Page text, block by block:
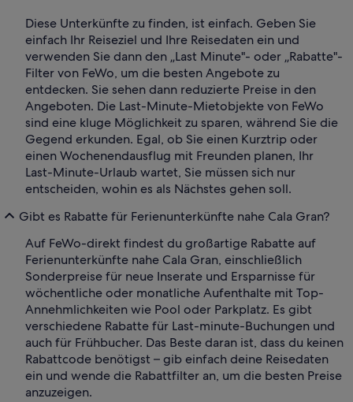
Diese Unterkünfte zu finden, ist einfach. Geben Sie
einfach Ihr Reiseziel und Ihre Reisedaten ein und
verwenden Sie dann den „Last Minute"- oder „Rabatte"-
Filter von FeWo, um die besten Angebote zu
entdecken. Sie sehen dann reduzierte Preise in den
Angeboten. Die Last-Minute-Mietobjekte von FeWo
sind eine kluge Möglichkeit zu sparen, während Sie die
Gegend erkunden. Egal, ob Sie einen Kurztrip oder
einen Wochenendausflug mit Freunden planen, Ihr
Last-Minute-Urlaub wartet, Sie müssen sich nur
entscheiden, wohin es als Nächstes gehen soll.
Gibt es Rabatte für Ferienunterkünfte nahe Cala Gran?
Auf FeWo-direkt findest du großartige Rabatte auf
Ferienunterkünfte nahe Cala Gran, einschließlich
Sonderpreise für neue Inserate und Ersparnisse für
wöchentliche oder monatliche Aufenthalte mit Top-
Annehmlichkeiten wie Pool oder Parkplatz. Es gibt
verschiedene Rabatte für Last-minute-Buchungen und
auch für Frühbucher. Das Beste daran ist, dass du keinen
Rabattcode benötigst – gib einfach deine Reisedaten
ein und wende die Rabattfilter an, um die besten Preise
anzuzeigen.